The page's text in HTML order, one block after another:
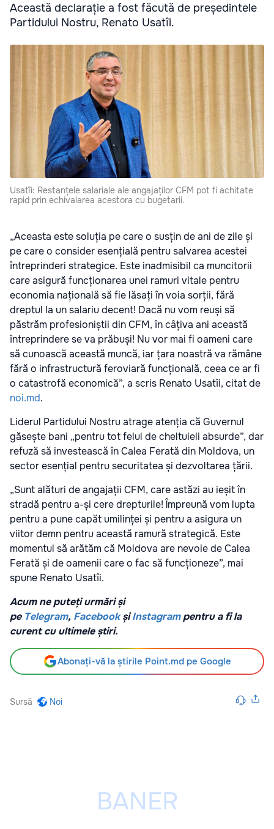
Această declarație a fost făcută de președintele
Partidului Nostru, Renato Usatîi.
Usatîi: Restanțele salariale ale angajaților CFM pot fi achitate
rapid prin echivalarea acestora cu bugetarii.
„Aceasta este soluția pe care o susțin de ani de zile și
pe care o consider esențială pentru salvarea acestei
întreprinderi strategice. Este inadmisibil ca muncitorii
care asigură funcționarea unei ramuri vitale pentru
economia națională să fie lăsați în voia sorții, fără
dreptul la un salariu decent! Dacă nu vom reuși să
păstrăm profesioniștii din CFM, în câțiva ani această
întreprindere se va prăbuși! Nu vor mai fi oameni care
să cunoască această muncă, iar țara noastră va rămâne
fără o infrastructură feroviară funcțională, ceea ce ar fi
o catastrofă economică”, a scris Renato Usatîi, citat de
noi.md.
Liderul Partidului Nostru atrage atenția că Guvernul
găsește bani „pentru tot felul de cheltuieli absurde”, dar
refuză să investească în Calea Ferată din Moldova, un
sector esențial pentru securitatea și dezvoltarea țării.
„Sunt alături de angajații CFM, care astăzi au ieșit în
stradă pentru a-și cere drepturile! Împreună vom lupta
pentru a pune capăt umilinței și pentru a asigura un
viitor demn pentru această ramură strategică. Este
momentul să arătăm că Moldova are nevoie de Calea
Ferată și de oamenii care o fac să funcționeze”, mai
spune Renato Usatîi.
Acum ne puteți urmări și
pe Telegram, Facebook șiInstagrampentru a fi la
curent cu ultimele știri.
Abonați-vă la știrile Point.md pe Google
Sursă Noi